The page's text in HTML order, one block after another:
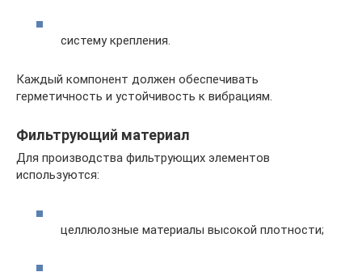
систему крепления.
Каждый компонент должен обеспечивать
герметичность и устойчивость к вибрациям.
Фильтрующий материал
Для производства фильтрующих элементов
используются:
целлюлозные материалы высокой плотности;